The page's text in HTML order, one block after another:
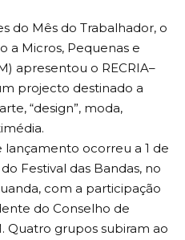
do Mês do Trabalhador, o
a Micros, Pequenas e
apresentou o RECRIA–
projecto destinado a
“design”, moda,
ocorreu a 1 de
Festival das Bandas, no
com a participação
do Conselho de
Quatro grupos subiram ao